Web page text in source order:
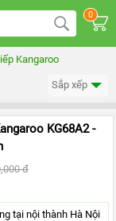
0
Kangaroo
Sắp xếp
KG68A2 -
đ
tại nội thành Hà Nội